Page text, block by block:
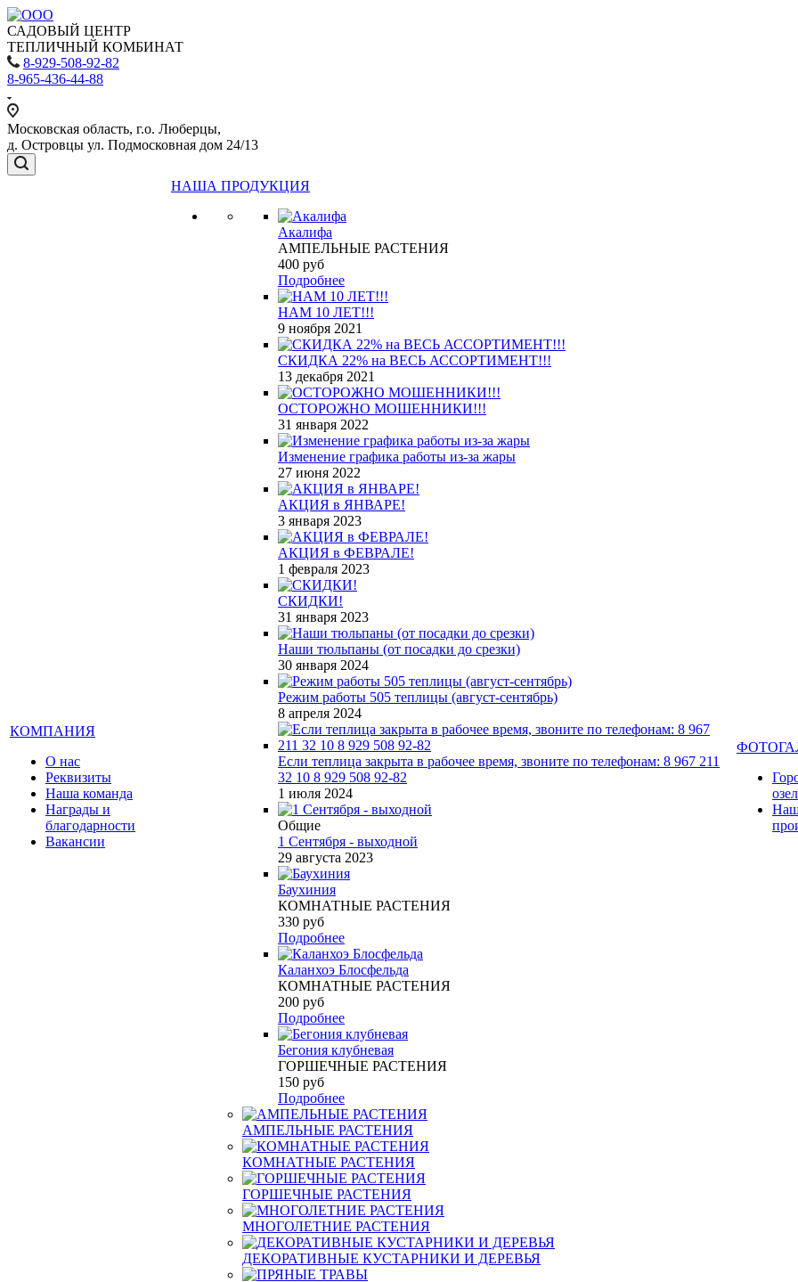
САДОВЫЙ ЦЕНТР
ТЕПЛИЧНЫЙ КОМБИНАТ
8-929-508-92-82
8-965-436-44-88
Московская область, г.о. Люберцы,
д. Островцы ул. Подмосковная дом 24/13
КОМПАНИЯ
О нас
Реквизиты
Наша команда
Награды и
благодарности
Вакансии
НАША ПРОДУКЦИЯ
Акалифа
АМПЕЛЬНЫЕ РАСТЕНИЯ
400 руб
Подробнее
НАМ 10 ЛЕТ!!!
9 ноября 2021
СКИДКА 22% на ВЕСЬ АССОРТИМЕНТ!!!
13 декабря 2021
ОСТОРОЖНО МОШЕННИКИ!!!
31 января 2022
Изменение графика работы из-за жары
27 июня 2022
АКЦИЯ в ЯНВАРЕ!
3 января 2023
АКЦИЯ в ФЕВРАЛЕ!
1 февраля 2023
СКИДКИ!
31 января 2023
Наши тюльпаны (от посадки до срезки)
30 января 2024
Режим работы 505 теплицы (август-сентябрь)
8 апреля 2024
Если теплица закрыта в рабочее время, звоните по телефонам: 8 967 211
32 10 8 929 508 92-82
1 июля 2024
Общие
1 Сентября - выходной
29 августа 2023
Баухиния
КОМНАТНЫЕ РАСТЕНИЯ
330 руб
Подробнее
Каланхоэ Блосфельда
КОМНАТНЫЕ РАСТЕНИЯ
200 руб
Подробнее
Бегония клубневая
ГОРШЕЧНЫЕ РАСТЕНИЯ
150 руб
Подробнее
АМПЕЛЬНЫЕ РАСТЕНИЯ
КОМНАТНЫЕ РАСТЕНИЯ
ГОРШЕЧНЫЕ РАСТЕНИЯ
МНОГОЛЕТНИЕ РАСТЕНИЯ
ДЕКОРАТИВНЫЕ КУСТАРНИКИ И ДЕРЕВЬЯ